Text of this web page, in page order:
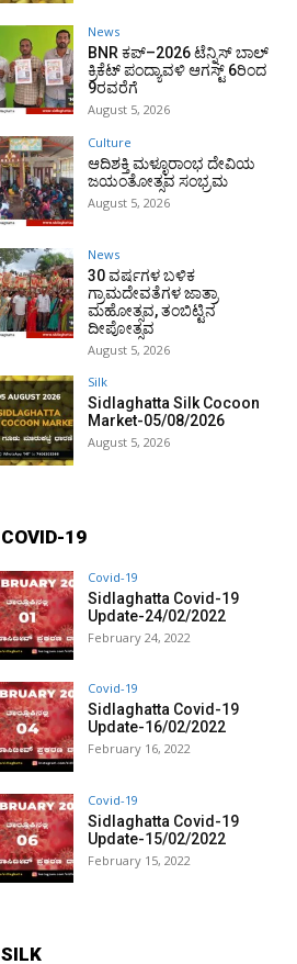
News
BNR ಕಪ್–2026 ಟೆನ್ನಿಸ್ ಬಾಲ್
ಕ್ರಿಕೆಟ್ ಪಂದ್ಯಾವಳಿ ಆಗಸ್ಟ್ 6ರಿಂದ
9ರವರೆಗೆ
August 5, 2026
Culture
ಆದಿಶಕ್ತಿ ಮಳ್ಳೂರಾಂಭ ದೇವಿಯ
ಜಯಂತೋತ್ಸವ ಸಂಭ್ರಮ
August 5, 2026
News
30 ವರ್ಷಗಳ ಬಳಿಕ
ಗ್ರಾಮದೇವತೆಗಳ ಜಾತ್ರಾ
ಮಹೋತ್ಸವ, ತಂಬಿಟ್ಟಿನ
ದೀಪೋತ್ಸವ
August 5, 2026
Silk
Sidlaghatta Silk Cocoon
Market-05/08/2026
August 5, 2026
COVID-19
Covid-19
Sidlaghatta Covid-19
Update-24/02/2022
February 24, 2022
Covid-19
Sidlaghatta Covid-19
Update-16/02/2022
February 16, 2022
Covid-19
Sidlaghatta Covid-19
Update-15/02/2022
February 15, 2022
SILK